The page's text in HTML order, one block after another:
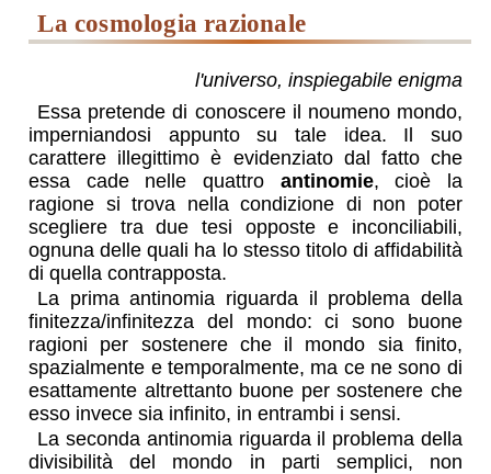
la cosmologia razionale
l'universo, inspiegabile enigma
Essa pretende di conoscere il noumeno mondo,
imperniandosi appunto su tale idea. Il suo
carattere illegittimo è evidenziato dal fatto che
essa cade nelle quattro antinomie, cioè la
ragione si trova nella condizione di non poter
scegliere tra due tesi opposte e inconciliabili,
ognuna delle quali ha lo stesso titolo di affidabilità
di quella contrapposta.
La prima antinomia riguarda il problema della
finitezza/infinitezza del mondo: ci sono buone
ragioni per sostenere che il mondo sia finito,
spazialmente e temporalmente, ma ce ne sono di
esattamente altrettanto buone per sostenere che
esso invece sia infinito, in entrambi i sensi.
La seconda antinomia riguarda il problema della
divisibilità del mondo in parti semplici, non